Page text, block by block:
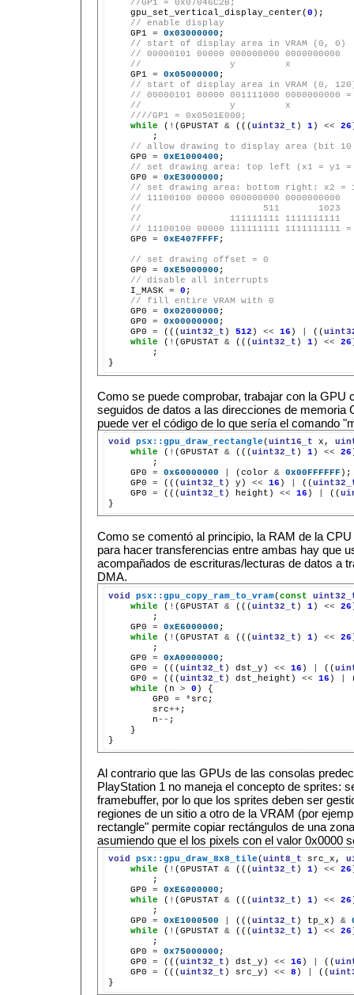
//GP1 = 0x07046C2B;
gpu_set_vertical_display_center( 0
// enable display
GP1
= 0x03000000
// start of display area in VRAM (0, 0)
// 00000101 00000 000000000 0000000000
//                y         x
GP1
= 0x05000000
// start of display area in VRAM (0,
// 00000101 00000 001111000 0000000000
//                y         x
////GP1 = 0x0501E000;
while
( ! (GPUSTAT & ((( uint32_t ) 1) <<
26
// allow drawing to display area (bit
GP0
= 0xE1000400
// set drawing area: top left (x1 = y1 =
GP0
= 0xE3000000
// set drawing area: bottom right: x2 =
// 11100100 00000 000000000 0000000000
//                      511       1023
//                111111111 1111111111
// 11100100 00000 111111111 1111111111 =
GP0
= 0xE407FFFF ;
// set drawing offset = 0
GP0
= 0xE5000000
// disable all interrupts
I_MASK
= 0
// fill entire VRAM with 0
GP0
= 0x02000000
GP0
= 0x00000000
GP0
= ((( uint32_t ) 512 ) << 16 ) ((
while
( ! (GPUSTAT & ((( uint32_t ) 1) <<
26
;
Como se puede comprobar, trabajar con la GPU
seguidos de datos a las direcciones de memoria
puede ver el código de lo que sería el comando
void psx::gpu_draw_rectangle(uint16_t x,
while
( ! (GPUSTAT & (((uint32_t ) 1) <<
26
GP0
= 0x60000000 (color & 0x00FFFFFF );
GP0
= (((uint32_t ) y) << 16 ) ((
GP0
= (((uint32_t ) height) << 16 ) ((
Como se comentó al principio, la RAM de la
para hacer transferencias entre ambas hay que
acompañados de escrituras/lecturas de datos a
DMA.
void psx::gpu_copy_ram_to_vram(const
while
( ! (GPUSTAT & (((uint32_t ) 1) <<
26
GP0
= 0xE6000000 ;
while
( ! (GPUSTAT & (((uint32_t ) 1) <<
26
;
GP0
= 0xA0000000 ;
GP0
= (((uint32_t ) dst_y) << 16 ) ((
GP0
= (((uint32_t ) dst_height) << 16 )
while
(n > 0 )
GP0
= *
src++
n--
}
Al contrario que las GPUs de las consolas
PlayStation 1 no maneja el concepto de sprites:
framebuffer, por lo que los sprites deben ser
regiones de un sitio a otro de la VRAM (por
rectangle" permite copiar rectángulos de una
asumiendo que el los pixels con el valor 0x0000
void psx::gpu_draw_8x8_tile(uint8_t src_x,
while
( ! (GPUSTAT & (((uint32_t ) 1) <<
26
GP0
= 0xE6000000 ;
while
( ! (GPUSTAT & (((uint32_t ) 1) <<
26
GP0
= 0xE1000500 (((uint32_t ) tp_x) &
while
( ! (GPUSTAT & (((uint32_t ) 1) <<
26
GP0
= 0x75000000 ;
GP0
= (((uint32_t ) dst_y) << 16 ) ((
GP0
= (((uint32_t ) src_y) << 8 ) ((